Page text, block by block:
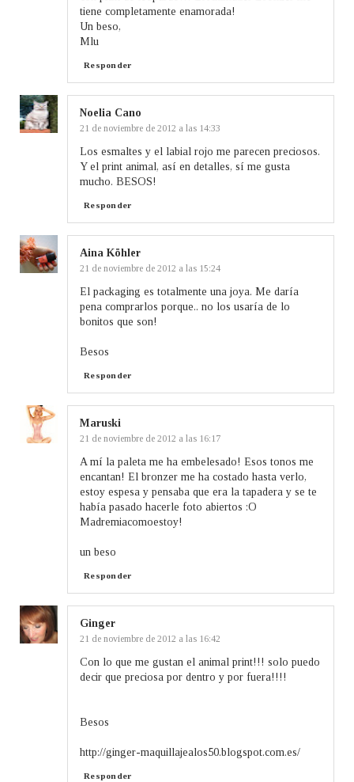
tiene completamente enamorada!
Un beso,
Mlu
Responder
Noelia Cano
21 de noviembre de 2012 a las 14:33
Los esmaltes y el labial rojo me parecen preciosos.
Y el print animal, así en detalles, sí me gusta
mucho. BESOS!
Responder
Aina Köhler
21 de noviembre de 2012 a las 15:24
El packaging es totalmente una joya. Me daría
pena comprarlos porque.. no los usaría de lo
bonitos que son!
Besos
Responder
Maruski
21 de noviembre de 2012 a las 16:17
A mí la paleta me ha embelesado! Esos tonos me
encantan! El bronzer me ha costado hasta verlo,
estoy espesa y pensaba que era la tapadera y se te
había pasado hacerle foto abiertos :O
Madremiacomoestoy!
un beso
Responder
Ginger
21 de noviembre de 2012 a las 16:42
Con lo que me gustan el animal print!!! solo puedo
decir que preciosa por dentro y por fuera!!!!
Besos
http://ginger-maquillajealos50.blogspot.com.es/
Responder